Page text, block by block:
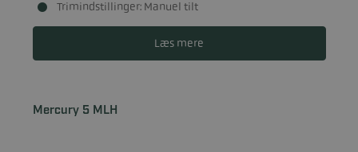
Trimindstillinger: Manuel tilt
Læs mere
Mercury 5 MLH